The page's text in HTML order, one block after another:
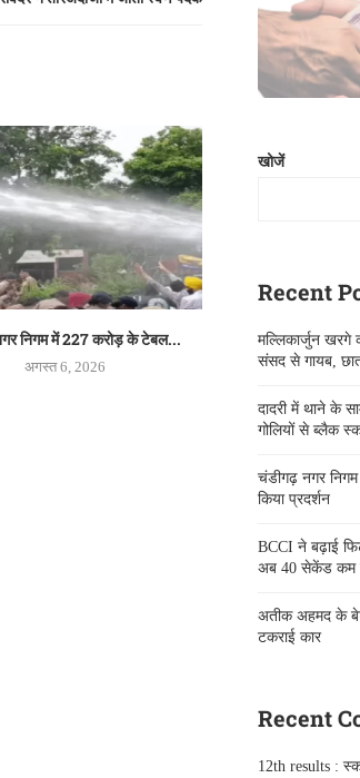
निगम में 227 करोड़ के टेबल...
अगस्त 6, 2026
खोजें
Recent
मल्लिकार्जुन खरगे
संसद से गायब,
दादरी में थाने के
गोलियों से ब्लैक
चंडीगढ़ नगर
किया प्रदर्शन
BCCI ने बढ़ाई
अब 40 सेकेंड कम
अतीक अहमद के
टकराई कार
Recent
12th results :